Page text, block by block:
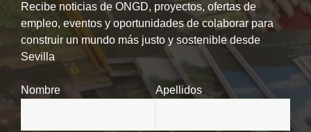
Recibe noticias de ONGD, proyectos, ofertas de
empleo, eventos y oportunidades de colaborar para
construir un mundo más justo y sostenible desde
Sevilla
Nombre Apellidos